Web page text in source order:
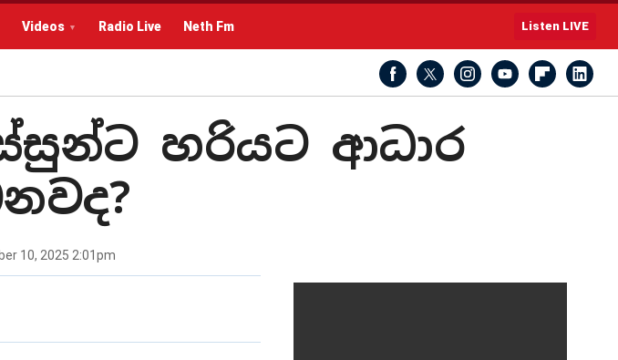
Videos Radio Live Neth Fm Listen LIVE
හරියට ආධාර
10, 2025 2:01pm